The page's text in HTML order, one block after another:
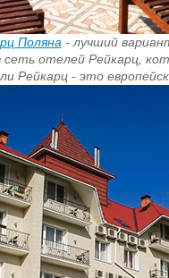
Поляна- лучший
отелей Рейкарц,
Рейкарц - это